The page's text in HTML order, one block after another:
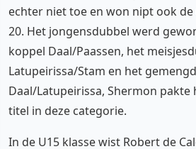
echter niet toe en won nipt ook
20. Het jongensdubbel werd
koppel Daal/Paassen, het
Latupeirissa/Stam en het
Daal/Latupeirissa, Shermon pakte
titel in deze categorie.
In de U15 klasse wist Robert de